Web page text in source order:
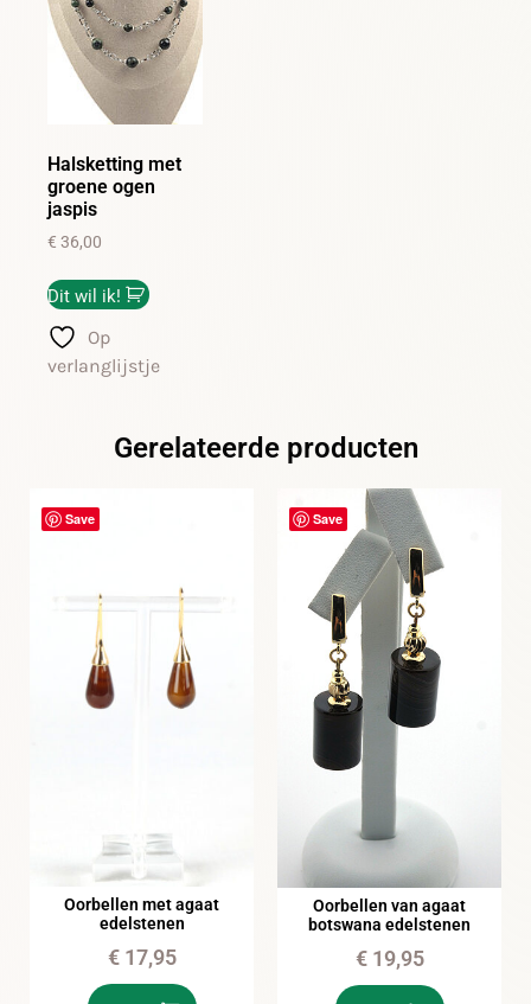
Halsketting met
groene ogen
jaspis
€ 36,00
Dit wil ik!
Op
verlanglijstje
Gerelateerde producten
Save
Oorbellen met agaat
edelstenen
€17,95
Save
Oorbellen van agaat
botswana edelstenen
€19,95